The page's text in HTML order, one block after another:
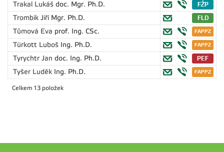
Trakal Lukáš doc. Mgr. Ph.D.
Trombik Jiří Mgr. Ph.D.
Tůmová Eva prof. Ing. CSc.
Türkott Luboš Ing. Ph.D.
Tyrychtr Jan doc. Ing. Ph.D.
Tyšer Luděk Ing. Ph.D.
Celkem 13 položek